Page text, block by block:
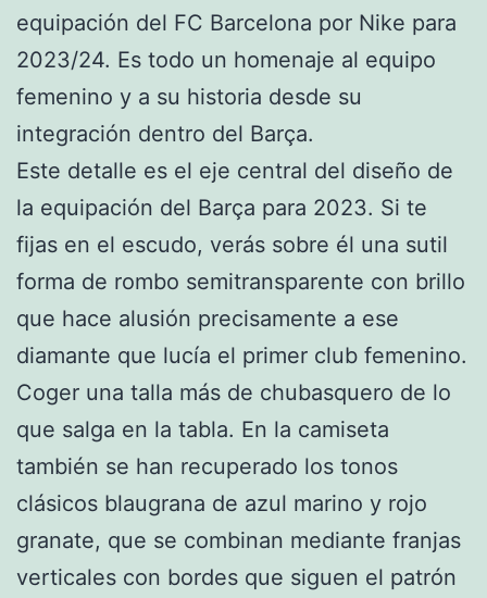
equipación del FC Barcelona por Nike para
2023/24. Es todo un homenaje al equipo
femenino y a su historia desde su
integración dentro del Barça.
Este detalle es el eje central del diseño de
la equipación del Barça para 2023. Si te
fijas en el escudo, verás sobre él una sutil
forma de rombo semitransparente con brillo
que hace alusión precisamente a ese
diamante que lucía el primer club femenino.
Coger una talla más de chubasquero de lo
que salga en la tabla. En la camiseta
también se han recuperado los tonos
clásicos blaugrana de azul marino y rojo
granate, que se combinan mediante franjas
verticales con bordes que siguen el patrón